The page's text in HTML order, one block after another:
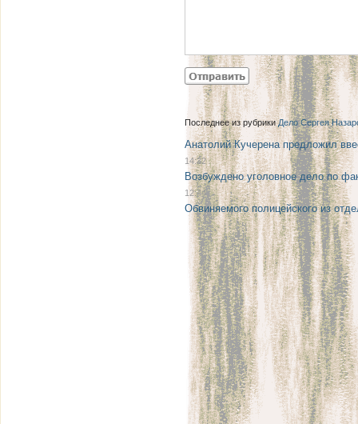
Последнее из рубрикиДело Сергея
Анатолий Кучерена предложил
14:32
Возбуждено уголовное дело по
12:44
Обвиняемого полицейского из